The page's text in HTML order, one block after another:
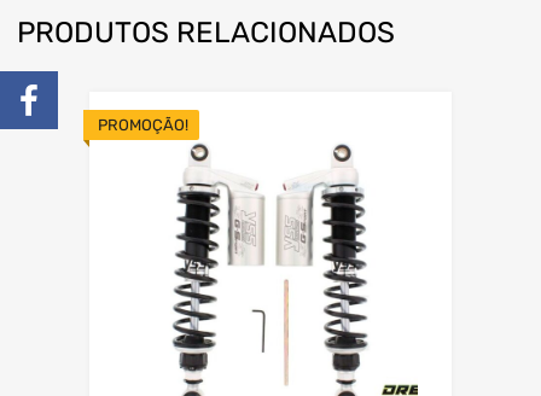
PRODUTOS RELACIONADOS
PROMOÇÃO!